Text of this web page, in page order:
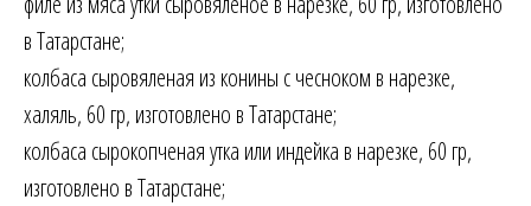
в Татарстане;
колбаса сыровяленая из конины с чесноком в нарезке,
халяль, 60 гр, изготовлено в Татарстане;
колбаса сырокопченая утка или индейка в нарезке, 60 гр,
изготовлено в Татарстане;